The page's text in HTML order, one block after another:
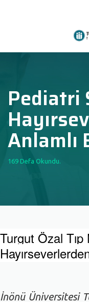
Pediatri
Anlamlı
169 Defa Okundu.
Turgut Özal
İnönü Üniversitesi